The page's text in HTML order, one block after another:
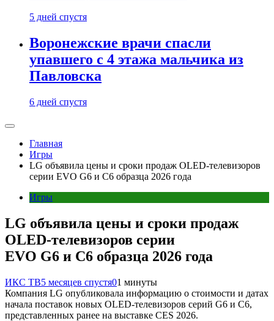
5 дней спустя
Воронежские врачи спасли
упавшего с 4 этажа мальчика из
Павловска
6 дней спустя
Главная
Игры
LG объявила цены и сроки продаж OLED-телевизоров
серии EVO G6 и C6 образца 2026 года
Игры
LG объявила цены и сроки продаж
OLED-телевизоров серии
EVO G6 и C6 образца 2026 года
ИКС ТВ5 месяцев спустя01 минуты
Компания LG опубликовала информацию о стоимости и датах
начала поставок новых OLED-телевизоров серий G6 и C6,
представленных ранее на выставке CES 2026.